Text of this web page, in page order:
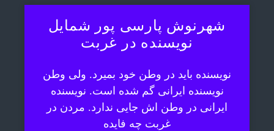
شهرنوش پارسی پور شمایل
نویسنده در غربت
نویسنده باید در وطن خود بمیرد. ولی وطن
نویسنده ایرانی گم شده است. نویسنده
ایرانی در وطن اش جایی ندارد. مردن در
غربت چه فایده